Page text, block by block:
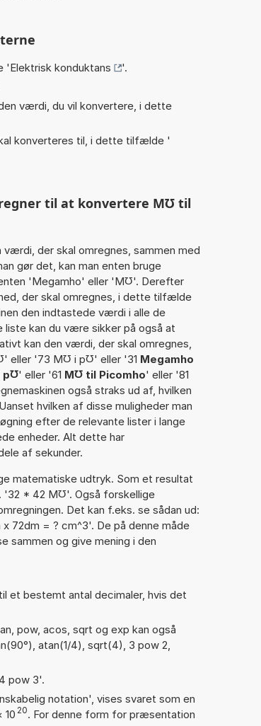
'Elektrisk konduktans
'.
værdi, du vil konvertere, i dette
konverteres til, i dette tilfælde '
til at konvertere M℧ til
der skal omregnes, sammen med
gør det, kan man enten bruge
'Megamho' eller 'M℧'. Derefter
der skal omregnes, i dette tilfælde
den indtastede værdi i alle de
liste kan du være sikker på også at
kan den værdi, der skal omregnes,
eller '73 M℧ i p℧' eller '31 Megamho
p℧' eller '61 M℧ til Picomho' eller '81
også straks ud af, hvilken
hvilken af disse muligheder man
efter de relevante lister i lange
enheder. Alt dette har
af sekunder.
matematiske udtryk. Som et resultat
'32 * 42 M℧'. Også forskellige
Det kan f.eks. se sådan ud:
72dm = ? cm^3'. De på denne måde
sammen og give mening i den
et bestemt antal decimaler, hvis det
pow, acos, sqrt og exp kan også
atan(1/4), sqrt(4), 3 pow 2,
pow 3'.
notation', vises svaret som en
10 20. For denne form for præsentation